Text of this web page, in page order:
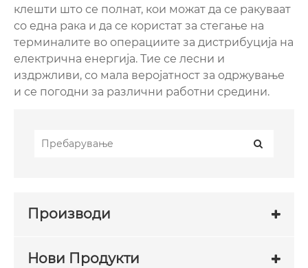
клешти што се полнат, кои можат да се ракуваат
со една рака и да се користат за стегање на
терминалите во операциите за дистрибуција на
електрична енергија. Тие се лесни и
издржливи, со мала веројатност за одржување
и се погодни за различни работни средини.
Производи
Нови Продукти